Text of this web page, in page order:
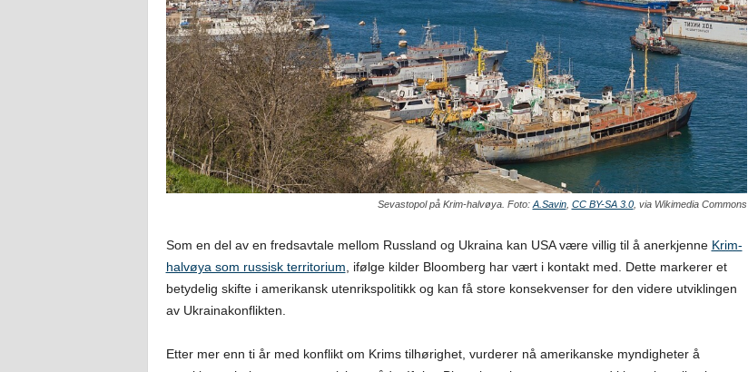
Sevastopol på Krim-halvøya. Foto: A.Savin, CC BY-SA 3.0, via Wikimedia Commons
Som en del av en fredsavtale mellom Russland og Ukraina kan USA være villig til å anerkjenne Krim-
halvøya som russisk territorium, ifølge kilder Bloomberg har vært i kontakt med. Dette markerer et
betydelig skifte i amerikansk utenrikspolitikk og kan få store konsekvenser for den videre utviklingen
av Ukrainakonflikten.
Etter mer enn ti år med konflikt om Krims tilhørighet, vurderer nå amerikanske myndigheter å